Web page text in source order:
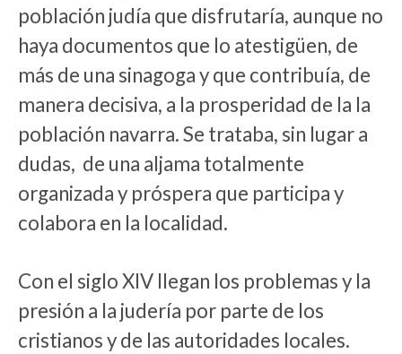
población judía que disfrutaría, aunque no
haya documentos que lo atestigüen, de
más de una sinagoga y que contribuía, de
manera decisiva, a la prosperidad de la la
población navarra. Se trataba, sin lugar a
dudas, de una aljama totalmente
organizada y próspera que participa y
colabora en la localidad.
Con el siglo XIV llegan los problemas y la
presión a la judería por parte de los
cristianos y de las autoridades locales.